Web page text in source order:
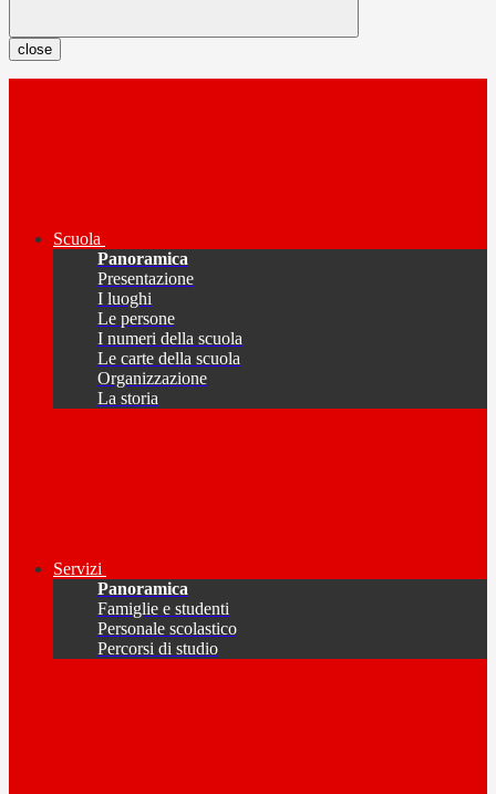
close
Scuola
Panoramica
Presentazione
I luoghi
Le persone
I numeri della scuola
Le carte della scuola
Organizzazione
La storia
Servizi
Panoramica
Famiglie e studenti
Personale scolastico
Percorsi di studio